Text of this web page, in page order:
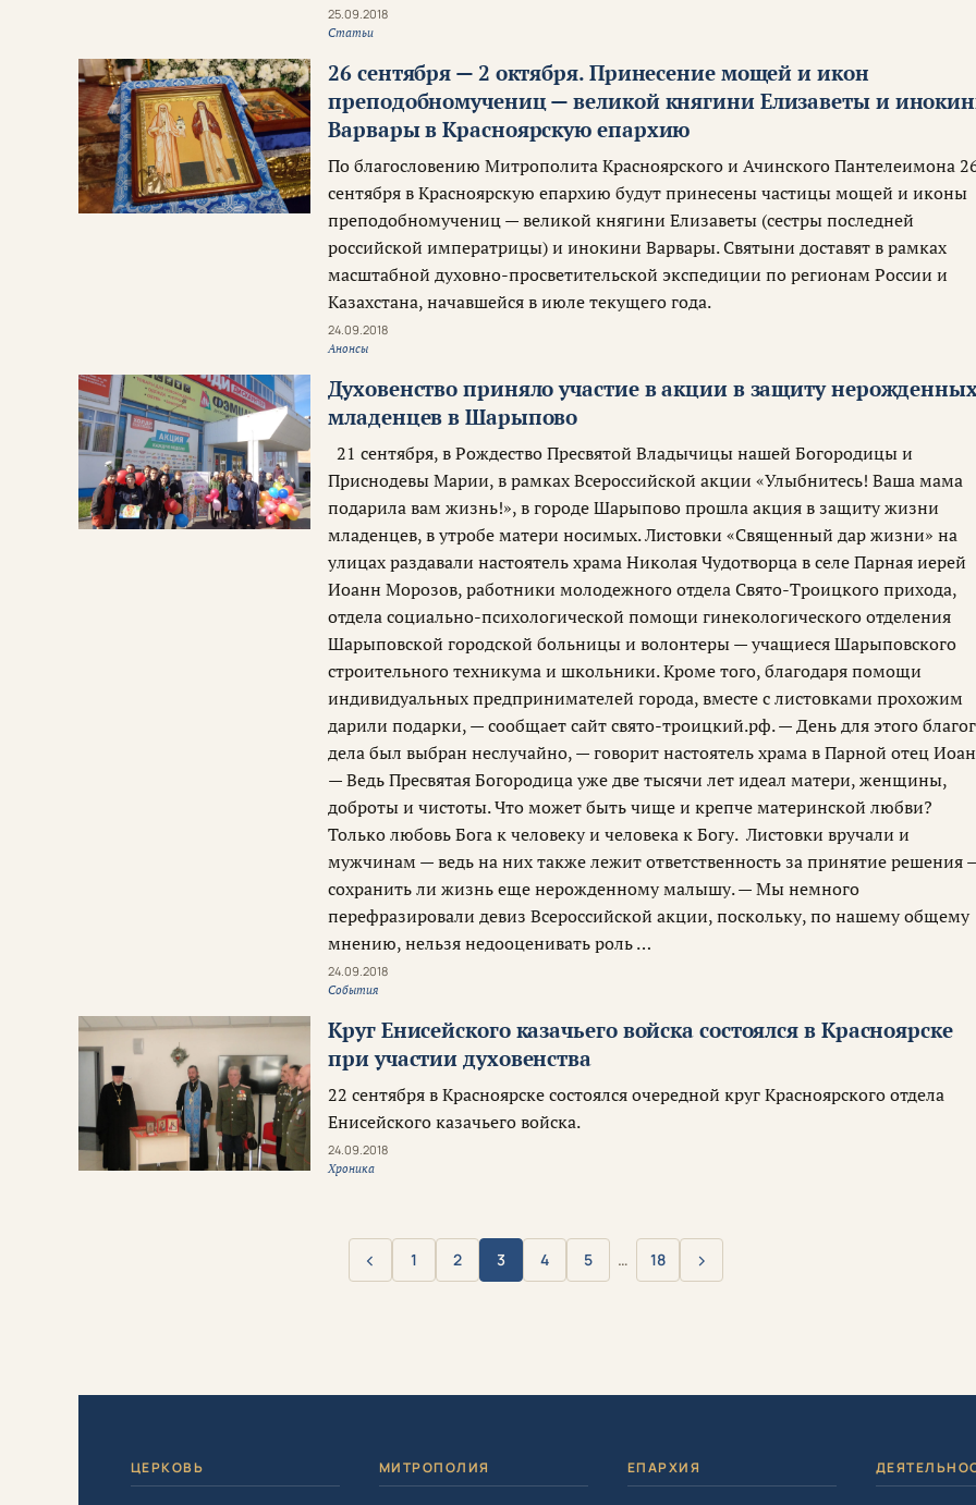
25.09.2018
Статьи
26 сентября — 2 октября. Принесение мощей и икон
преподобномучениц — великой княгини Елизаветы и
Варвары в Красноярскую епархию
По благословению Митрополита Красноярского и Ачинского Пантелеимона
сентября в Красноярскую епархию будут принесены частицы мощей и иконы
преподобномучениц — великой княгини Елизаветы (сестры последней
российской императрицы) и инокини Варвары. Святыни доставят в рамках
масштабной духовно-просветительской экспедиции по регионам России и
Казахстана, начавшейся в июле текущего года.
24.09.2018
Анонсы
Духовенство приняло участие в акции в защиту
младенцев в Шарыпово
21 сентября, в Рождество Пресвятой Владычицы нашей Богородицы и
Приснодевы Марии, в рамках Всероссийской акции «Улыбнитесь! Ваша мама
подарила вам жизнь!», в городе Шарыпово прошла акция в защиту жизни
младенцев, в утробе матери носимых. Листовки «Священный дар жизни» на
улицах раздавали настоятель храма Николая Чудотворца в селе Парная иерей
Иоанн Морозов, работники молодежного отдела Свято-Троицкого прихода,
отдела социально-психологической помощи гинекологического отделения
Шарыповской городской больницы и волонтеры — учащиеся Шарыповского
строительного техникума и школьники. Кроме того, благодаря помощи
индивидуальных предпринимателей города, вместе с листовками прохожим
дарили подарки, — сообщает сайт свято-троицкий.рф. — День для этого
дела был выбран неслучайно, — говорит настоятель храма в Парной отец
— Ведь Пресвятая Богородица уже две тысячи лет идеал матери, женщины,
доброты и чистоты. Что может быть чище и крепче материнской любви?
Только любовь Бога к человеку и человека к Богу. Листовки вручали и
мужчинам — ведь на них также лежит ответственность за принятие решения
сохранить ли жизнь еще нерожденному малышу. — Мы немного
перефразировали девиз Всероссийской акции, поскольку, по нашему общему
мнению, нельзя недооценивать роль …
24.09.2018
События
Круг Енисейского казачьего войска состоялся в Красноярске
при участии духовенства
22 сентября в Красноярске состоялся очередной круг Красноярского отдела
Енисейского казачьего войска.
24.09.2018
Хроника
Назад
‹ 1 2 3 4 5 … 18 Вперёд
›
ЦЕРКОВЬ МИТРОПОЛИЯ ЕПАРХИЯ